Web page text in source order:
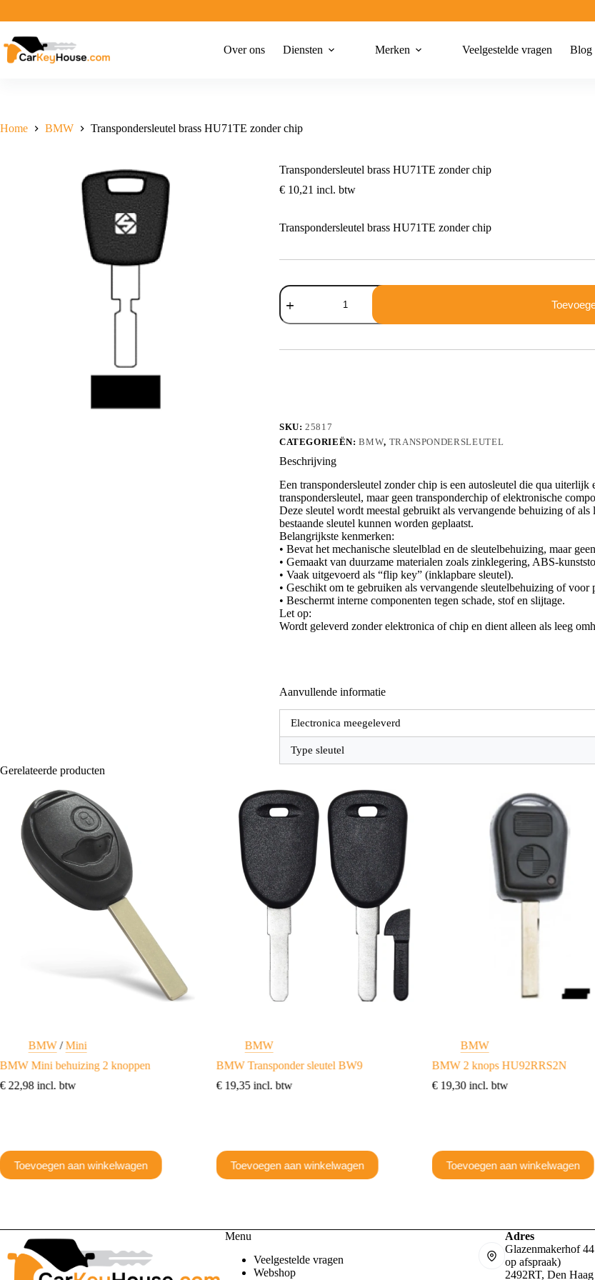
inhoud
Over ons Diensten Merken Veelgestelde vragen Blog
Home BMW Transpondersleutel brass HU71TE zonder chip
Transpondersleutel brass HU71TE zonder chip
€10,21 incl. btw
Transpondersleutel brass HU71TE zonder chip
Transpondersleutel
brass
HU71TE
zonder
aantal
SKU:25817
CATEGORIEËN:BMW, TRANSPONDERSLEUTEL
Beschrijving
Een transpondersleutel zonder chip is een autosleutel die qua
transpondersleutel, maar geen transponderchip of elektronische
Deze sleutel wordt meestal gebruikt als vervangende behuizing of
bestaande sleutel kunnen worden geplaatst.
Belangrijkste kenmerken:
• Bevat het mechanische sleutelblad en de sleutelbehuizing, maar
• Gemaakt van duurzame materialen zoals zinklegering, ABS-
• Vaak uitgevoerd als “flip key” (inklapbare sleutel).
• Geschikt om te gebruiken als vervangende sleutelbehuizing of
• Beschermt interne componenten tegen schade, stof en slijtage.
Let op:
Wordt geleverd zonder elektronica of chip en dient alleen als leeg
Aanvullende informatie
Electronica meegeleverd
Type sleutel
Gerelateerde producten
BMW/Mini
BMW Mini behuizing 2 knoppen
€ 22,98 incl. btw
Toevoegen aan winkelwagen
BMW
BMW Transponder sleutel BW9
€19,35incl. btw
Toevoegen aan winkelwagen
BMW
BMW 2 knops HU92RRS2N
€19,30incl. btw
Toevoegen aan winkelwagen
Menu
Veelgestelde vragen
Webshop
Adres
Glazenmakerhof
op afspraak)
2492RT, Den Haag